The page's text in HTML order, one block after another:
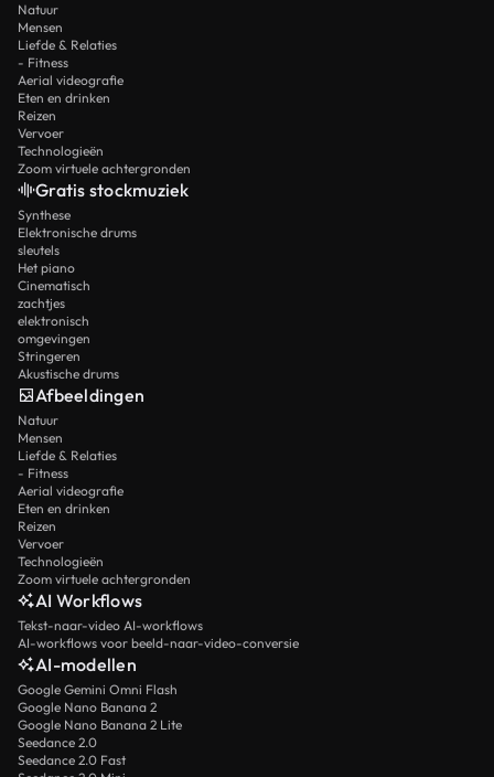
Natuur
Mensen
Liefde & Relaties
- Fitness
Aerial videografie
Eten en drinken
Reizen
Vervoer
Technologieën
Zoom virtuele achtergronden
Gratis stockmuziek
Synthese
Elektronische drums
sleutels
Het piano
Cinematisch
zachtjes
elektronisch
omgevingen
Stringeren
Akustische drums
Afbeeldingen
Natuur
Mensen
Liefde & Relaties
- Fitness
Aerial videografie
Eten en drinken
Reizen
Vervoer
Technologieën
Zoom virtuele achtergronden
AI Workflows
Tekst-naar-video AI-workflows
AI-workflows voor beeld-naar-video-conversie
AI-modellen
Google Gemini Omni Flash
Google Nano Banana 2
Google Nano Banana 2 Lite
Seedance 2.0
Seedance 2.0 Fast